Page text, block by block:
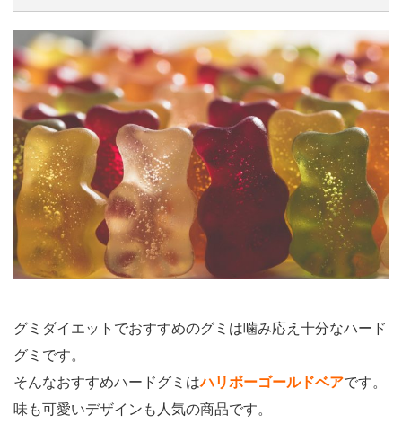
グミダイエットでおすすめのグミは噛み応え十分なハード
グミです。
そんなおすすめハードグミはハリボーゴールドベアです。
味も可愛いデザインも人気の商品です。